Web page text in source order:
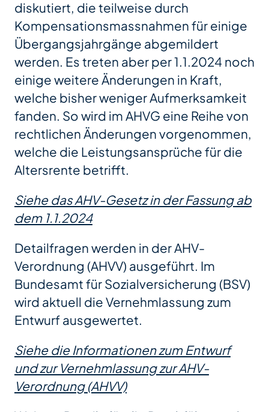
diskutiert, die teilweise durch
Kompensationsmassnahmen für einige
Übergangsjahrgänge abgemildert
werden. Es treten aber per 1.1.2024 noch
einige weitere Änderungen in Kraft,
welche bisher weniger Aufmerksamkeit
fanden. So wird im AHVG eine Reihe von
rechtlichen Änderungen vorgenommen,
welche die Leistungsansprüche für die
Altersrente betrifft.
Siehe das AHV-Gesetz in der Fassung ab
dem 1.1.2024
Detailfragen werden in der AHV-
Verordnung (AHVV) ausgeführt. Im
Bundesamt für Sozialversicherung (BSV)
wird aktuell die Vernehmlassung zum
Entwurf ausgewertet.
Siehe die Informationen zum Entwurf
und zur Vernehmlassung zur AHV-
Verordnung (AHVV)